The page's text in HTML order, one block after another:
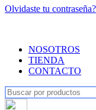
Olvidaste tu contraseña?
NOSOTROS
TIENDA
CONTACTO